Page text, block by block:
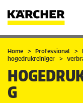
Verlanglijstje
Home Professional
hogedrukreiniger
G